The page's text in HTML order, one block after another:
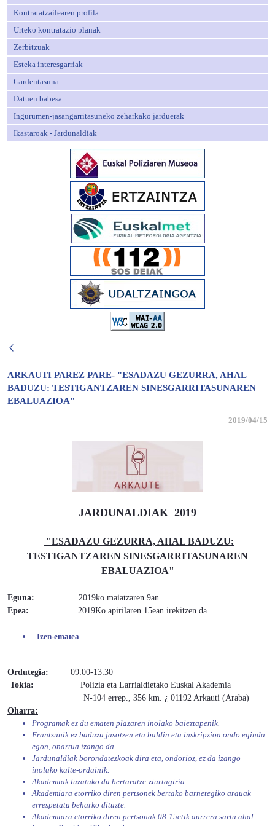
Kontratatzailearen profila
Urteko kontratazio planak
Zerbitzuak
Esteka interesgarriak
Gardentasuna
Datuen babesa
Ingurumen-jasangarritasuneko zeharkako jarduerak
Ikastaroak - Jardunaldiak
ARKAUTI PAREZ PARE- "ESADAZU GEZURRA, AHAL
BADUZU: TESTIGANTZAREN SINESGARRITASUNAREN
EBALUAZIOA"
2019/04/15
JARDUNALDIAK 2019
"ESADAZU GEZURRA, AHAL BADUZU:
TESTIGANTZAREN SINESGARRITASUNAREN
EBALUAZIOA"
Eguna: 2019ko maiatzaren 9an.
Epea: 2019Ko apirilaren 15ean irekitzen da.
Izen-ematea
Ordutegia: 09:00-13:30
Tokia: Polizia eta Larrialdietako Euskal Akademia
N-104 errep., 356 km. ¿ 01192 Arkauti (Araba)
Oharra:
Programak ez du ematen plazaren inolako baieztapenik.
Erantzunik ez baduzu jasotzen eta baldin eta inskripzioa ondo eginda
egon, onartua izango da.
Jardunaldiak borondatezkoak dira eta, ondorioz, ez da izango
inolako kalte-ordainik.
Akademiak luzatuko du bertaratze-ziurtagiria.
Akademiara etorriko diren pertsonek bertako barnetegiko arauak
errespetatu beharko dituzte.
Akademiara etorriko diren pertsonak 08:15etik aurrera sartu ahal